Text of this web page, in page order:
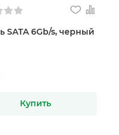
SATA 6Gb/s, черный
Купить